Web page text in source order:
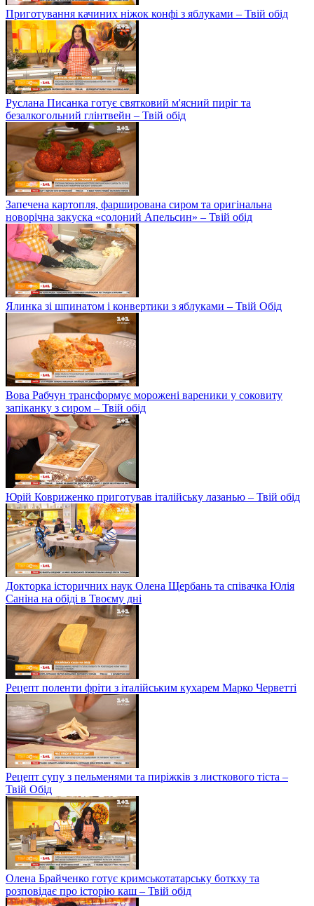
Приготування качиних ніжок конфі з яблуками – Твій обід
Руслана Писанка готує святковий м'ясний пиріг та
безалкогольний глінтвейн – Твій обід
Запечена картопля, фарширована сиром та оригінальна
новорічна закуска «солоний Апельсин» – Твій обід
Ялинка зі шпинатом і конвертики з яблуками – Твій Обід
Вова Рабчун трансформує морожені вареники у соковиту
запіканку з сиром – Твій обід
Юрій Ковриженко приготував італійську лазанью – Твій обід
Докторка історичних наук Олена Щербань та співачка Юлія
Саніна на обіді в Твоєму дні
Рецепт поленти фріти з італійським кухарем Марко Черветті
Рецепт супу з пельменями та пиріжків з листкового тіста –
Твій Обід
Олена Брайченко готує кримськотатарську боткху та
розповідає про історію каш – Твій обід